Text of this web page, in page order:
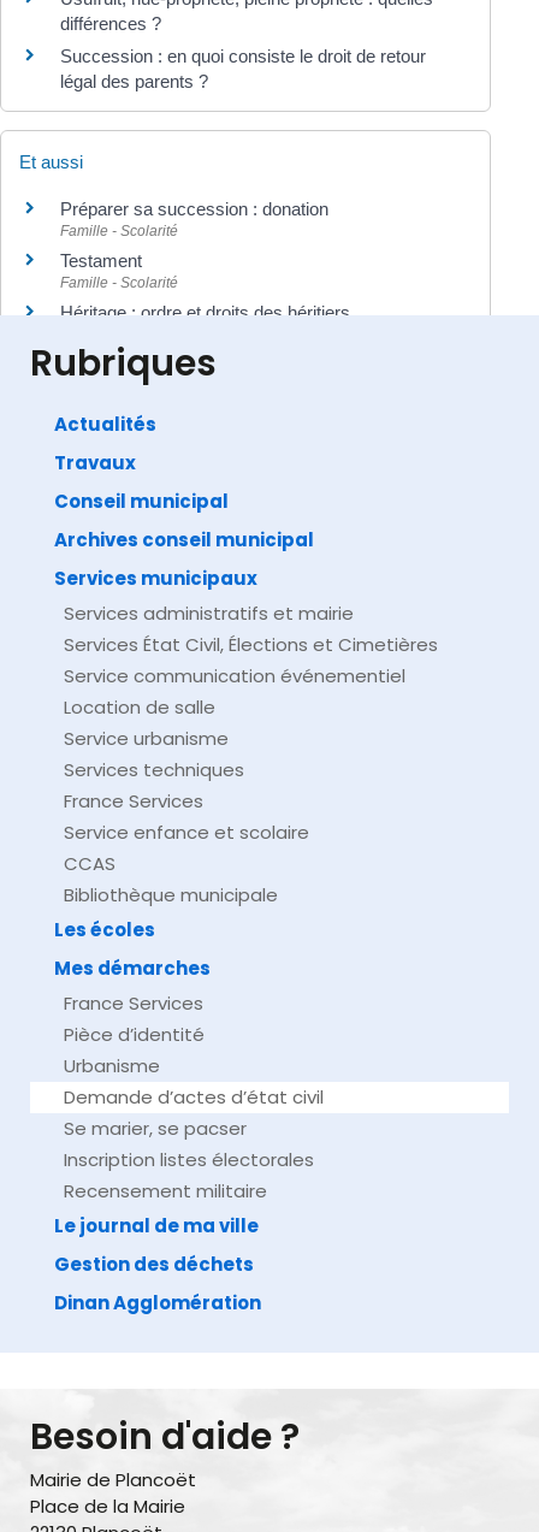
différences ?
Succession : en quoi consiste le droit de retour
légal des parents ?
Et aussi
Préparer sa succession : donation
Famille - Scolarité
Testament
Famille - Scolarité
Héritage : ordre et droits des héritiers
Direction de l'information légale et administrative
Rubriques
Actualités
Travaux
Conseil municipal
Archives conseil municipal
Services municipaux
Services administratifs et mairie
Services État Civil, Élections et Cimetières
Service communication événementiel
Location de salle
Service urbanisme
Services techniques
France Services
Service enfance et scolaire
CCAS
Bibliothèque municipale
Les écoles
Mes démarches
France Services
Pièce d’identité
Urbanisme
Demande d’actes d’état civil
Se marier, se pacser
Inscription listes électorales
Recensement militaire
Le journal de ma ville
Gestion des déchets
Dinan Agglomération
Besoin d'aide ?
Mairie de Plancoët
Place de la Mairie